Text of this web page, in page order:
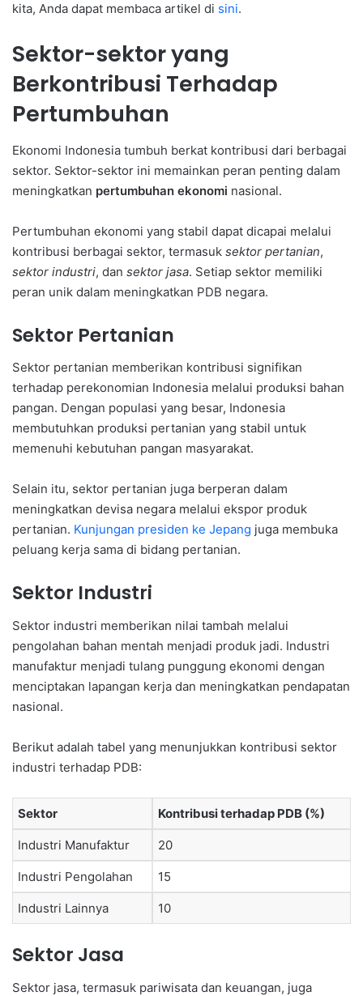
kita, Anda dapat membaca artikel di sini.
Sektor-sektor yang
Berkontribusi Terhadap
Pertumbuhan
Ekonomi Indonesia tumbuh berkat kontribusi dari berbagai
sektor. Sektor-sektor ini memainkan peran penting dalam
meningkatkan pertumbuhan ekonomi nasional.
Pertumbuhan ekonomi yang stabil dapat dicapai melalui
kontribusi berbagai sektor, termasuk sektor pertanian,
sektor industri, dan sektor jasa. Setiap sektor memiliki
peran unik dalam meningkatkan PDB negara.
Sektor Pertanian
Sektor pertanian memberikan kontribusi signifikan
terhadap perekonomian Indonesia melalui produksi bahan
pangan. Dengan populasi yang besar, Indonesia
membutuhkan produksi pertanian yang stabil untuk
memenuhi kebutuhan pangan masyarakat.
Selain itu, sektor pertanian juga berperan dalam
meningkatkan devisa negara melalui ekspor produk
pertanian. Kunjungan presiden ke Jepang juga membuka
peluang kerja sama di bidang pertanian.
Sektor Industri
Sektor industri memberikan nilai tambah melalui
pengolahan bahan mentah menjadi produk jadi. Industri
manufaktur menjadi tulang punggung ekonomi dengan
menciptakan lapangan kerja dan meningkatkan pendapatan
nasional.
Berikut adalah tabel yang menunjukkan kontribusi sektor
industri terhadap PDB:
Sektor Kontribusi terhadap PDB (%)
Industri Manufaktur 20
Industri Pengolahan 15
Industri Lainnya 10
Sektor Jasa
Sektor jasa, termasuk pariwisata dan keuangan, juga